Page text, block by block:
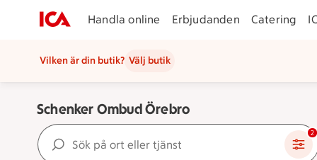
Handla online Erbjudanden Catering
Vilken är din butik? Välj butik
Schenker Ombud Örebro
Sök på ort eller tjänst 2